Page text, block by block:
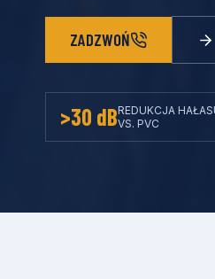
ZADZWOŃ
>30 dBREDUKCJA
VS. PVC